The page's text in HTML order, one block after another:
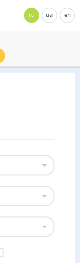
ru ua en